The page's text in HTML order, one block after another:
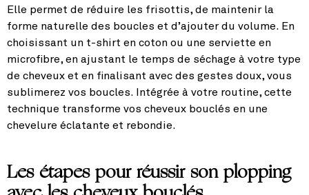
Elle permet de réduire les frisottis, de maintenir la
forme naturelle des boucles et d’ajouter du volume. En
choisissant un t-shirt en coton ou une serviette en
microfibre, en ajustant le temps de séchage à votre type
de cheveux et en finalisant avec des gestes doux, vous
sublimerez vos boucles. Intégrée à votre routine, cette
technique transforme vos cheveux bouclés en une
chevelure éclatante et rebondie.
Les étapes pour réussir son plopping